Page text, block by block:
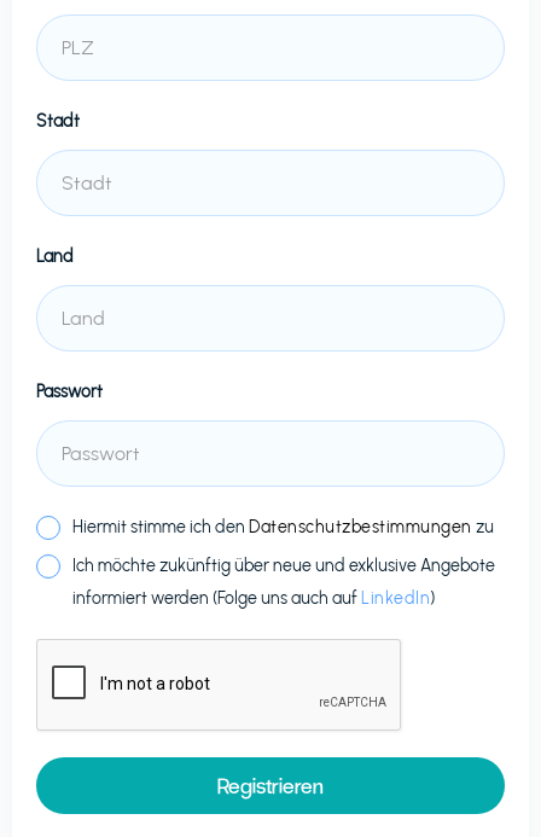
Stadt
Land
Passwort
Hiermit stimme ich den Datenschutzbestimmungen zu
Ich möchte zukünftig über neue und exklusive Angebote
informiert werden (Folge uns auch auf LinkedIn)